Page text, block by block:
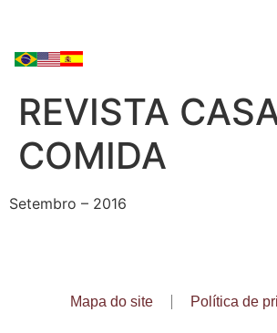
REVISTA
COMIDA
Setembro – 2016
Mapa do site Política de